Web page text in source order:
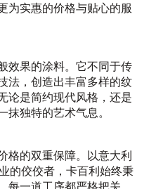
为实惠的价格与贴心的服
效果的涂料。它不同于传
法，创造出丰富多样的纹
论是简约现代风格，还是
独特的艺术气息。
格的双重保障。以意大利
的佼佼者，卡百利始终秉
一道工序都严格把关，